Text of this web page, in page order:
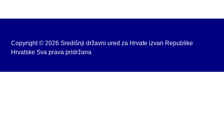
Copyright © 2026 Središnji državni ured za Hrvate izvan Republike
Hrvatske Sva prava pridržana